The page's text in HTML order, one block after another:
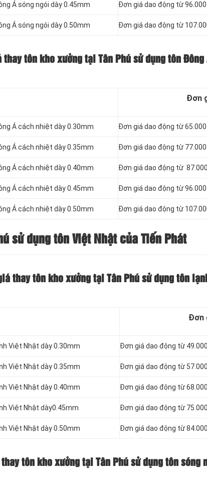
Á sóng ngói dày 0.45mm Đơn giá dao động từ
Á sóng ngói dày 0.50mm Đơn giá dao động từ
thay tôn kho xưởng tại Tân Phú sử dụng tôn
Đơn
Á cách nhiệt dày 0.30mm Đơn giá dao động từ
Á cách nhiệt dày 0.35mm Đơn giá dao động từ
Á cách nhiệt dày 0.40mm Đơn giá dao động từ
Á cách nhiệt dày 0.45mm Đơn giá dao động từ
Á cách nhiệt dày 0.50mm Đơn giá dao động từ
sử dụng tôn Việt Nhật của Tiến Phát
thay tôn kho xưởng tại Tân Phú sử dụng tôn
Đơn
Việt Nhật dày 0.30mm Đơn giá dao động từ
Việt Nhật dày 0.35mm Đơn giá dao động từ
Việt Nhật dày 0.40mm Đơn giá dao động từ
Việt Nhật dày0.45mm Đơn giá dao động từ
Việt Nhật dày 0.50mm Đơn giá dao động từ
tôn kho xưởng tại Tân Phú sử dụng tôn sóng